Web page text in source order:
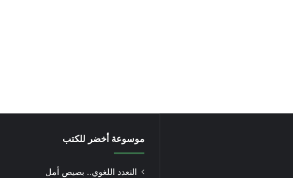
موسوعة أخضر للكتب
التعدد اللغوي.. بصيص أمل